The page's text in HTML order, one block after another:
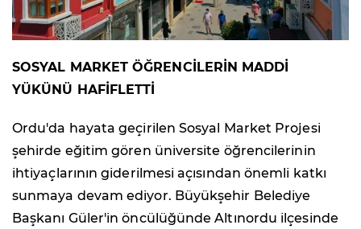
SOSYAL MARKET ÖĞRENCİLERİN MADDİ
YÜKÜNÜ HAFİFLETTİ
Ordu'da hayata geçirilen Sosyal Market Projesi
şehirde eğitim gören üniversite öğrencilerinin
ihtiyaçlarının giderilmesi açısından önemli katkı
sunmaya devam ediyor. Büyükşehir Belediye
Başkanı Güler'in öncülüğünde Altınordu ilçesinde